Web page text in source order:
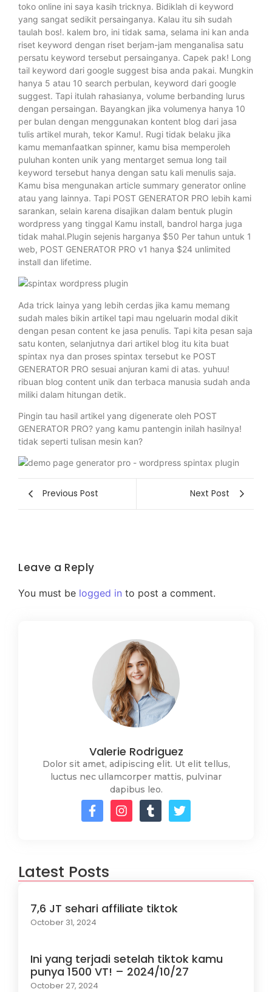
toko online ini saya kasih tricknya. Bidiklah di keyword
yang sangat sedikit persainganya. Kalau itu sih sudah
taulah bos!. kalem bro, ini tidak sama, selama ini kan anda
riset keyword dengan riset berjam-jam menganalisa satu
persatu keyword tersebut persainganya. Capek pak! Long
tail keyword dari google suggest bisa anda pakai. Mungkin
hanya 5 atau 10 search perbulan, keyword dari google
suggest. Tapi itulah rahasianya, volume berbanding lurus
dengan persaingan. Bayangkan jika volumenya hanya 10
per bulan dengan menggunakan kontent blog dari jasa
tulis artikel murah, tekor Kamu!. Rugi tidak belaku jika
kamu memanfaatkan spinner, kamu bisa memperoleh
puluhan konten unik yang mentarget semua long tail
keyword tersebut hanya dengan satu kali menulis saja.
Kamu bisa mengunakan article summary generator online
atau yang lainnya. Tapi POST GENERATOR PRO lebih kami
sarankan, selain karena disajikan dalam bentuk plugin
wordpress yang tinggal Kamu install, bandrol harga juga
tidak mahal.Plugin sejenis harganya $50 Per tahun untuk 1
web, POST GENERATOR PRO v1 hanya $24 unlimited
install dan lifetime.
Ada trick lainya yang lebih cerdas jika kamu memang
sudah males bikin artikel tapi mau ngeluarin modal dikit
dengan pesan content ke jasa penulis. Tapi kita pesan saja
satu konten, selanjutnya dari artikel blog itu kita buat
spintax nya dan proses spintax tersebut ke POST
GENERATOR PRO sesuai anjuran kami di atas. yuhuu!
ribuan blog content unik dan terbaca manusia sudah anda
miliki dalam hitungan detik.
Pingin tau hasil artikel yang digenerate oleh POST
GENERATOR PRO? yang kamu pantengin inilah hasilnya!
tidak seperti tulisan mesin kan?
Previous Post Next Post
Leave a Reply
You must be logged in to post a comment.
Valerie Rodriguez
Dolor sit amet, adipiscing elit. Ut elit tellus,
luctus nec ullamcorper mattis, pulvinar
dapibus leo.
Latest Posts
7,6 JT sehari affiliate tiktok
October 31, 2024
Ini yang terjadi setelah tiktok kamu
punya 1500 VT! – 2024/10/27
October 27, 2024